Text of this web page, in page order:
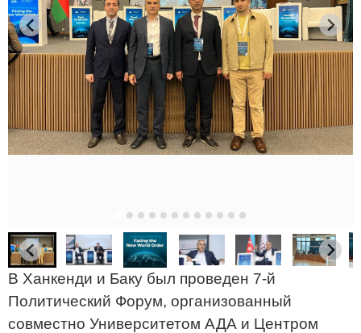
В Ханкенди и Баку был проведен 7-й
Политический Форум, организованный
совместно Университетом АДА и Центром